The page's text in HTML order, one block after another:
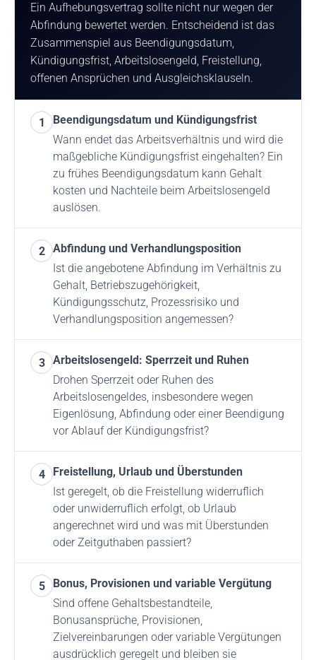
Ein Aufhebungsvertrag sollte nicht nur wegen der
Abfindung bewertet werden. Entscheidend ist das
Zusammenspiel aus Beendigungsdatum,
Kündigungsfrist, Arbeitslosengeld, Freistellung,
offenen Ansprüchen und Ausgleichsklauseln.
1
Beendigungsdatum und Kündigungsfrist
Wann endet das Arbeitsverhältnis und wird die
maßgebliche Kündigungsfrist eingehalten? Ein
zu frühes Beendigungsdatum kann Gehalt
kosten und Nachteile beim Arbeitslosengeld
auslösen.
2
Abfindung und Verhandlungsposition
Ist die angebotene Abfindung im Verhältnis zu
Gehalt, Betriebszugehörigkeit,
Kündigungsschutz, Prozessrisiko und
Verhandlungsposition angemessen?
3
Arbeitslosengeld: Sperrzeit und Ruhen
Drohen Sperrzeit oder Ruhen des
Arbeitslosengeldes, insbesondere wegen
Eigenlösung, Abfindung oder einer Beendigung
vor Ablauf der Kündigungsfrist?
4
Freistellung, Urlaub und Überstunden
Ist geregelt, ob die Freistellung widerruflich
oder unwiderruflich erfolgt, ob Urlaub
angerechnet wird und was mit Überstunden
oder Zeitguthaben passiert?
5
Bonus, Provisionen und variable Vergütung
Sind offene Gehaltsbestandteile,
Bonusansprüche, Provisionen,
Zielvereinbarungen oder variable Vergütungen
ausdrücklich geregelt und bleiben sie